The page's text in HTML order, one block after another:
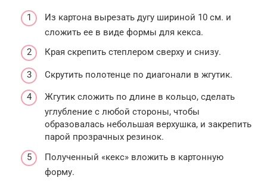
Из картона вырезать дугу шириной 10 см. и
сложить ее в виде формы для кекса.
Края скрепить степлером сверху и снизу.
Скрутить полотенце по диагонали в жгутик.
Жгутик сложить по длине в кольцо, сделать
углубление с любой стороны, чтобы
образовалась небольшая верхушка, и закрепить
парой прозрачных резинок.
Полученный «кекс» вложить в картонную
форму.